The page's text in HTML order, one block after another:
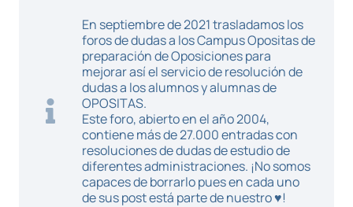
En septiembre de 2021 trasladamos los
foros de dudas a los Campus Opositas de
preparación de Oposiciones para
mejorar así el servicio de resolución de
dudas a los alumnos y alumnas de
OPOSITAS.
Este foro, abierto en el año 2004,
contiene más de 27.000 entradas con
resoluciones de dudas de estudio de
diferentes administraciones. ¡No somos
capaces de borrarlo pues en cada uno
de sus post está parte de nuestro ♥!